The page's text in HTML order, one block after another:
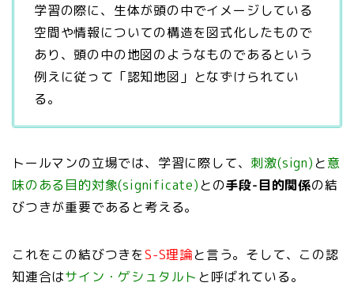
学習の際に、生体が頭の中でイメージしている
空間や情報についての構造を図式化したもので
あり、頭の中の地図のようなものであるという
例えに従って「認知地図」となずけられてい
る。
トールマンの立場では、学習に際して、 刺激(sign)と意
味のある目的対象(significate)との手段-目的関係の結
びつきが重要であると考える。
これをこの結びつきをS-S理論と言う。そして、この認
知連合はサイン・ゲシュタルト と呼ばれている。